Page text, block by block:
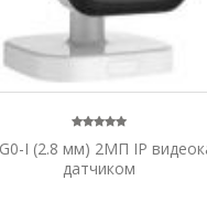
I (2.8 мм) 2МП IP
датчиком